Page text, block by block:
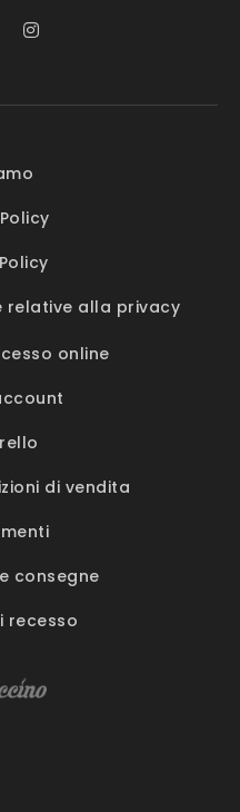
relative alla privacy
online
di vendita
consegne
recesso